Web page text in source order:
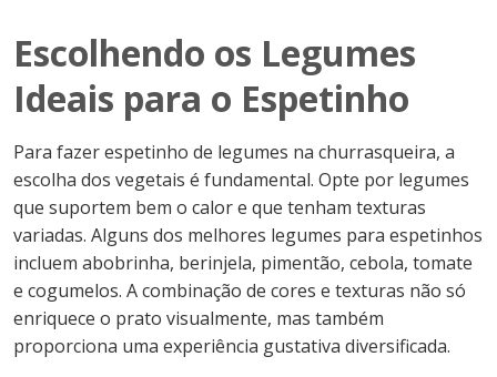
Escolhendo os Legumes
Ideais para o Espetinho
Para fazer espetinho de legumes na churrasqueira, a
escolha dos vegetais é fundamental. Opte por legumes
que suportem bem o calor e que tenham texturas
variadas. Alguns dos melhores legumes para espetinhos
incluem abobrinha, berinjela, pimentão, cebola, tomate
e cogumelos. A combinação de cores e texturas não só
enriquece o prato visualmente, mas também
proporciona uma experiência gustativa diversificada.